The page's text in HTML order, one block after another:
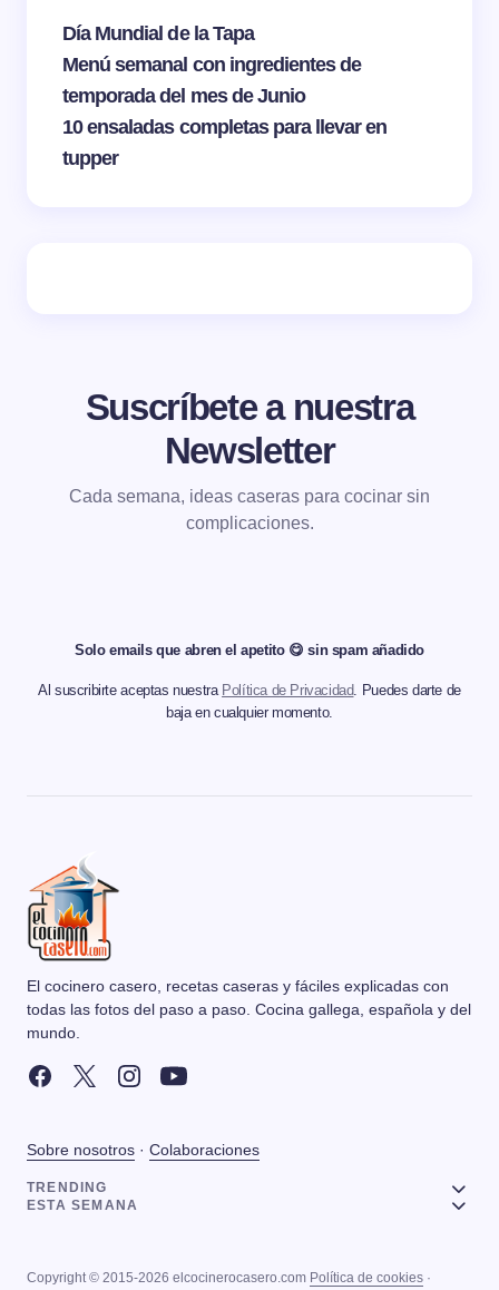
Día Mundial de la Tapa
Menú semanal con ingredientes de
temporada del mes de Junio
10 ensaladas completas para llevar en
tupper
Suscríbete a nuestra
Newsletter
Cada semana, ideas caseras para cocinar sin
complicaciones.
Solo emails que abren el apetito 😋 sin spam añadido
Al suscribirte aceptas nuestra Política de Privacidad. Puedes darte de
baja en cualquier momento.
El cocinero casero, recetas caseras y fáciles explicadas con
todas las fotos del paso a paso. Cocina gallega, española y del
mundo.
Sobre nosotros · Colaboraciones
TRENDING
ESTA SEMANA
Copyright © 2015-2026 elcocinerocasero.com Política de cookies ·